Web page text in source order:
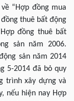
“Hợp đồng mua
thuê bất động
đồng thuê bất
sản năm 2006.
sản năm 2014
5-2014 đã bỏ quy
trình xây dựng và
nếu hiện nay Hợp